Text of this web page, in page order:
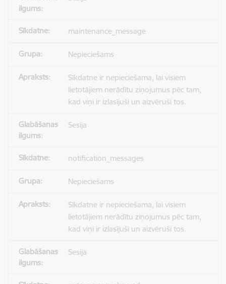
maintenance_message
Nepieciešams
Sīkdatne ir nepieciešama, lai visiem
lietotājiem nerādītu ziņojumus pēc tam,
kad viņi ir izlasījuši un aizvēruši tos.
Sesija
notification_messages
Nepieciešams
Sīkdatne ir nepieciešama, lai visiem
lietotājiem nerādītu ziņojumus pēc tam,
kad viņi ir izlasījuši un aizvēruši tos.
Sesija